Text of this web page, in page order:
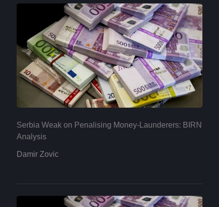
Serbia Weak on Penalising Money-Launderers: BIRN
Analysis
Damir Zovic